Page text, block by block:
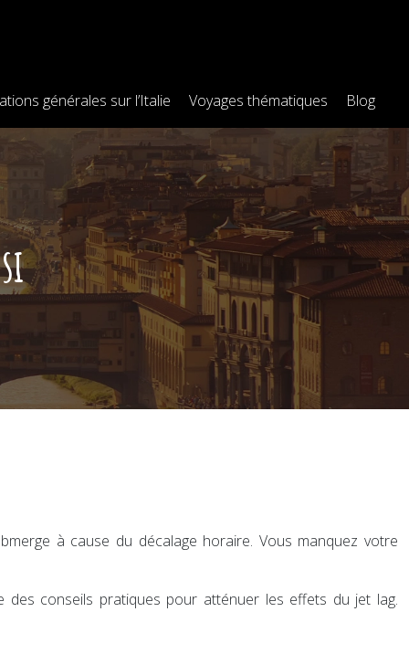
générales sur l’Italie Voyages thématiques Blog
à cause du décalage horaire. Vous manquez votre
des conseils pratiques pour atténuer les effets du jet lag.